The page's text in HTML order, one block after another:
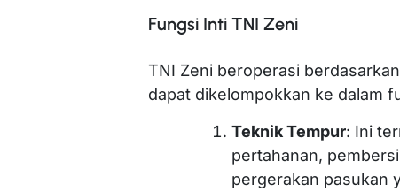
Fungsi Inti TNI Zeni
TNI Zeni beroperasi
dapat dikelompokkan ke dalam
Teknik Tempur: Ini
pertahanan,
pergerakan pasukan